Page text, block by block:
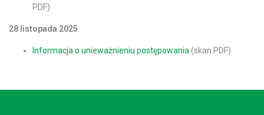
PDF)
28 listopada 2025
Informacja o unieważnieniu postępowania (skan PDF)